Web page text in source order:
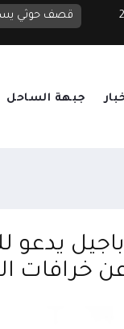
قصف حوثي
جبهة الساحل
يدعو
خرافات